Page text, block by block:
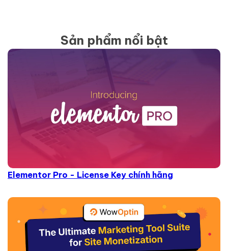
Sản phẩm nổi bật
Elementor Pro - License Key chính hãng